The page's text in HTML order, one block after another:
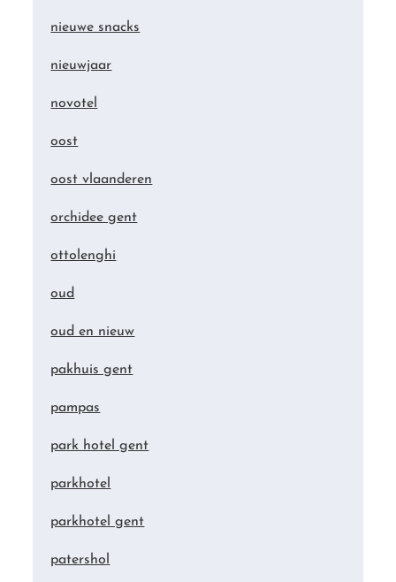
nieuwe snacks
nieuwjaar
novotel
oost
oost vlaanderen
orchidee gent
ottolenghi
oud
oud en nieuw
pakhuis gent
pampas
park hotel gent
parkhotel
parkhotel gent
patershol